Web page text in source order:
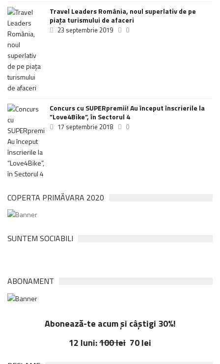
Travel Leaders România, noul superlativ de pe
piața turismului de afaceri
23 septembrie 2019 0
Concurs cu SUPERpremii! Au început înscrierile la
”Love4Bike”, în Sectorul 4
17 septembrie 2018 0
COPERTA PRIMĂVARA 2020
SUNTEM SOCIABILI
ABONAMENT
Abonează-te acum și câștigi 30%!
12 luni:100 lei 70 lei